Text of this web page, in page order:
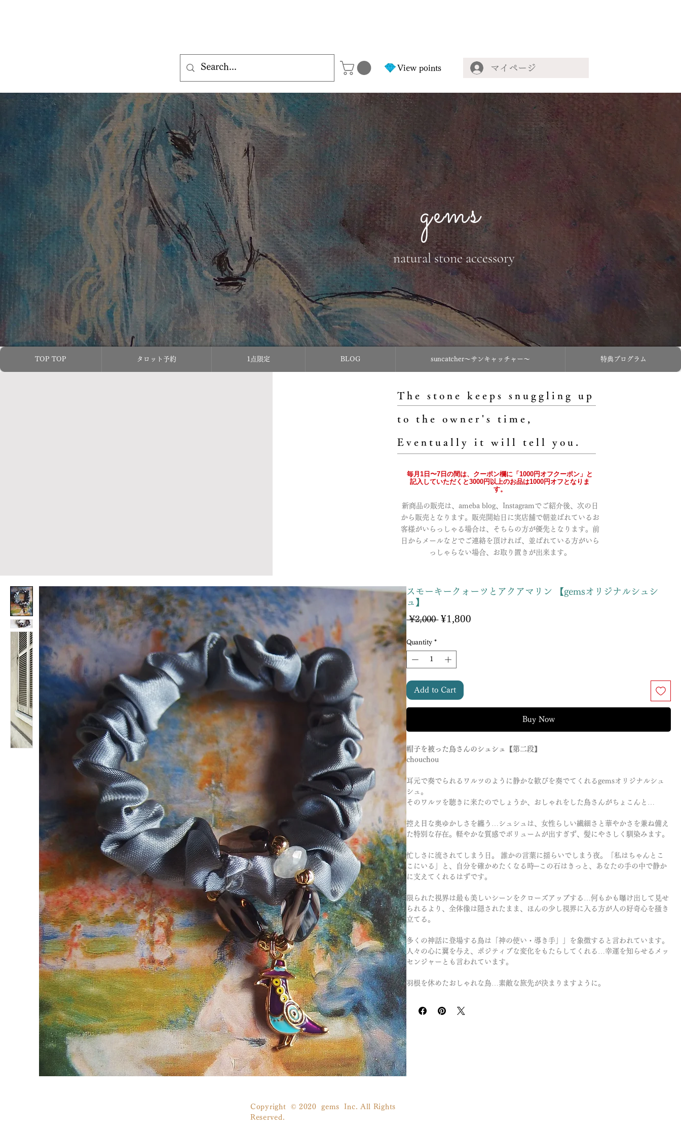
マイページ
View points
gems
natural stone accessory
TOP TOP タロット予約 1点限定 BLOG suncatcher〜サンキャッチャー〜 特典プログラム
The stone keeps snuggling up
to the owner's time,
Eventually it will tell you.
毎月1日〜7日の間は、クーポン欄に「1000円オフクーポン」と
記入していただくと3000円以上のお品は1000円オフとなりま
す。
新商品の販売は、ameba blog、Instagramでご紹介後、次の日
から販売となります。販売開始日に実店舗で朝並ばれているお
客様がいらっしゃる場合は、そちらの方が優先となります。前
日からメールなどでご連絡を頂ければ、並ばれている方がいら
っしゃらない場合、お取り置きが出来ます。
スモーキークォーツとアクアマリン 【gemsオリジナルシュシ
ュ】
¥2,000 Regular
¥1,800
Quantity *
Add to Cart
Buy Now
帽子を被った鳥さんのシュシュ【第二段】
chouchou
耳元で奏でられるワルツのように静かな歓びを奏でてくれるgemsオリジナルシュ
シュ。
そのワルツを聴きに来たのでしょうか、おしゃれをした鳥さんがちょこんと…
控え目な奥ゆかしさを纏う…シュシュは、女性らしい繊細さと華やかさを兼ね備え
た特別な存在。軽やかな質感でボリュームが出すぎず、髪にやさしく馴染みます。
忙しさに流されてしまう日。 誰かの言葉に揺らいでしまう夜。「私はちゃんとこ
こにいる」と、自分を確かめたくなる時─この石はきっと、あなたの手の中で静か
に支えてくれるはずです。
限られた視界は最も美しいシーンをクローズアップする…何もかも曝け出して見せ
られるより、全体像は隠されたまま、ほんの少し視界に入る方が人の好奇心を掻き
立てる。
多くの神話に登場する鳥は「神の使い・導き手」」を象徴すると言われています。
人々の心に翼を与え、ポジティブな変化をもたらしてくれる…幸運を知らせるメッ
センジャーとも言われています。
羽根を休めたおしゃれな鳥…素敵な旅先が決まりますように。
Copyright © 2020 gems Inc. All Rights
Reserved.